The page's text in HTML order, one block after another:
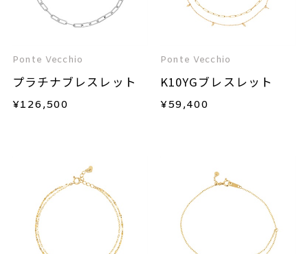
Ponte Vecchio
プラチナブレスレット
¥126,500
Ponte Vecchio
K10YGブレスレット
¥59,400